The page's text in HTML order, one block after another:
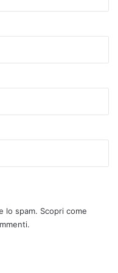
lo spam. Scopri come
.